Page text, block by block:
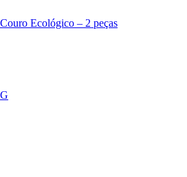
Ecológico – 2 peças